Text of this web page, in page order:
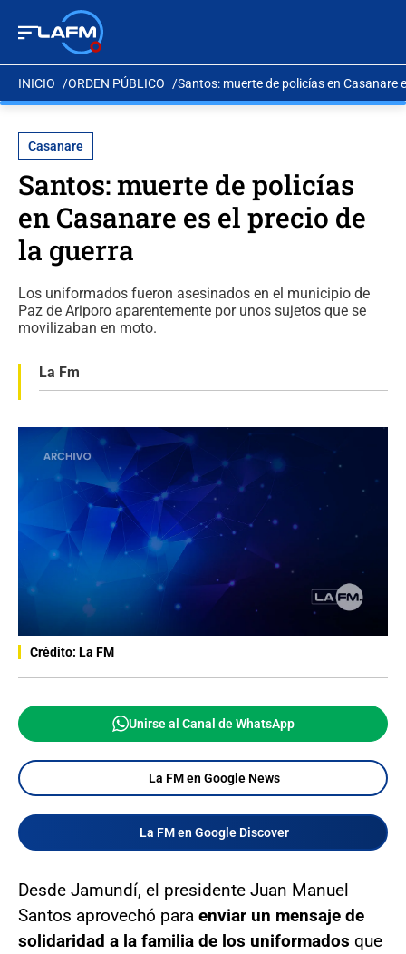
INICIO ORDEN PÚBLICO Santos: muerte de policías en Casanare
Casanare
Santos: muerte de policías
en Casanare es el precio de
la guerra
Los uniformados fueron asesinados en el municipio de
Paz de Ariporo aparentemente por unos sujetos que se
movilizaban en moto.
La Fm
Crédito: La FM
Unirse al Canal de WhatsApp
La FM en Google News
La FM en Google Discover
Desde Jamundí, el presidente Juan Manuel
Santos aprovechó para enviar un mensaje de
solidaridad a la familia de los uniformados que